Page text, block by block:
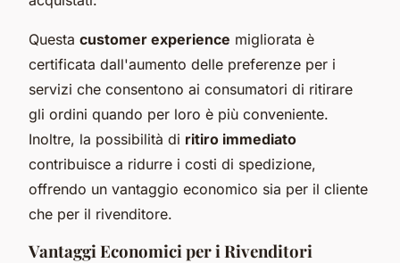
Questa customer experience migliorata è
certificata dall'aumento delle preferenze per i
servizi che consentono ai consumatori di ritirare
gli ordini quando per loro è più conveniente.
Inoltre, la possibilità di ritiro immediato
contribuisce a ridurre i costi di spedizione,
offrendo un vantaggio economico sia per il cliente
che per il rivenditore.
Vantaggi Economici per i Rivenditori